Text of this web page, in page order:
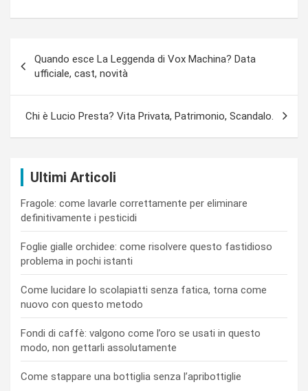
articoli
Quando esce La Leggenda di Vox Machina? Data
ufficiale, cast, novità
Chi è Lucio Presta? Vita Privata, Patrimonio, Scandalo.
Ultimi Articoli
Fragole: come lavarle correttamente per eliminare
definitivamente i pesticidi
Foglie gialle orchidee: come risolvere questo fastidioso
problema in pochi istanti
Come lucidare lo scolapiatti senza fatica, torna come
nuovo con questo metodo
Fondi di caffè: valgono come l’oro se usati in questo
modo, non gettarli assolutamente
Come stappare una bottiglia senza l’apribottiglie